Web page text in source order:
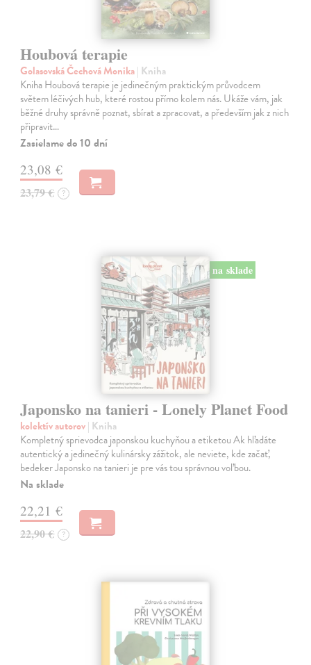
Houbová terapie
Golasovská Čechová Monika| Kniha
Kniha Houbová terapie je jedinečným praktickým průvodcem
světem léčivých hub, které rostou přímo kolem nás. Ukáže vám, jak
běžné druhy správně poznat, sbírat a zpracovat, a především jak z nich
připravit…
Zasielame do 10 dní
23,08 €
23,79 € ?
na sklade
Japonsko na tanieri - Lonely Planet Food
kolektív autorov| Kniha
Kompletný sprievodca japonskou kuchyňou a etiketou Ak hľadáte
autentický a jedinečný kulinársky zážitok, ale neviete, kde začať,
bedeker Japonsko na tanieri je pre vás tou správnou voľbou.
Na sklade
22,21 €
22,90 € ?